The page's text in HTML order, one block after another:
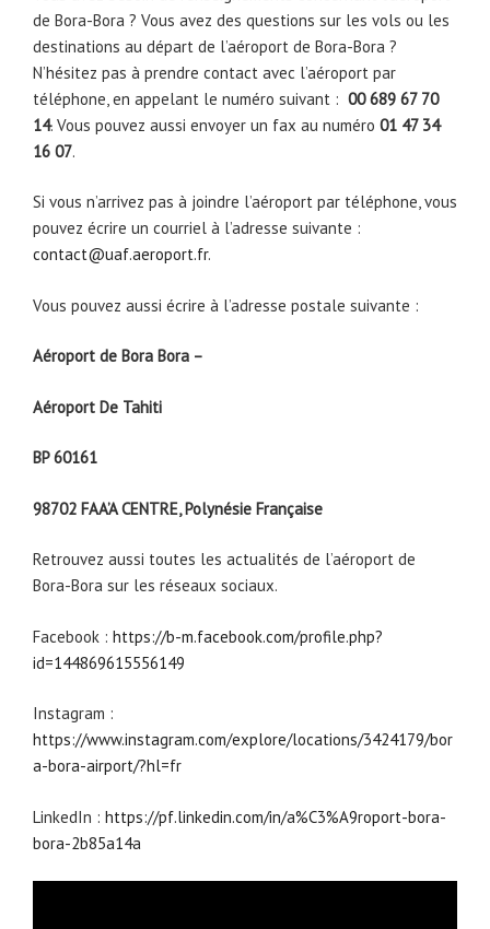
de Bora-Bora ? Vous avez des questions sur les vols ou les
destinations au départ de l’aéroport de Bora-Bora ?
N’hésitez pas à prendre contact avec l’aéroport par
téléphone, en appelant le numéro suivant : 00 689 67 70
14. Vous pouvez aussi envoyer un fax au numéro 01 47 34
16 07.
Si vous n’arrivez pas à joindre l’aéroport par téléphone, vous
pouvez écrire un courriel à l’adresse suivante :
contact@uaf.aeroport.fr.
Vous pouvez aussi écrire à l’adresse postale suivante :
Aéroport de Bora Bora –
Aéroport De Tahiti
BP 60161
98702 FAA’A CENTRE, Polynésie Française
Retrouvez aussi toutes les actualités de l’aéroport de
Bora-Bora sur les réseaux sociaux.
Facebook : https://b-m.facebook.com/profile.php?
id=144869615556149
Instagram :
https://www.instagram.com/explore/locations/3424179/bor
a-bora-airport/?hl=fr
LinkedIn : https://pf.linkedin.com/in/a%C3%A9roport-bora-
bora-2b85a14a